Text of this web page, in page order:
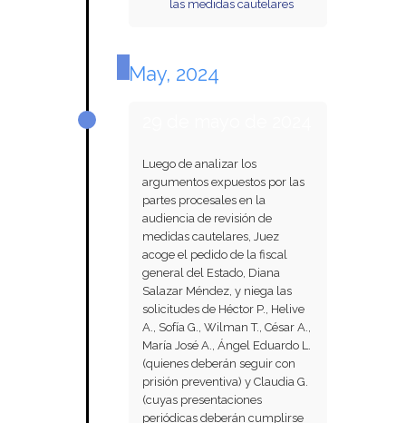
las medidas cautelares
May, 2024
Luego de analizar los
argumentos expuestos por las
partes procesales en la
audiencia de revisión de
medidas cautelares, Juez
acoge el pedido de la fiscal
general del Estado, Diana
Salazar Méndez, y niega las
solicitudes de Héctor P., Helive
A., Sofía G., Wilman T., César A.,
María José A., Ángel Eduardo L.
(quienes deberán seguir con
prisión preventiva) y Claudia G.
(cuyas presentaciones
periódicas deberán cumplirse